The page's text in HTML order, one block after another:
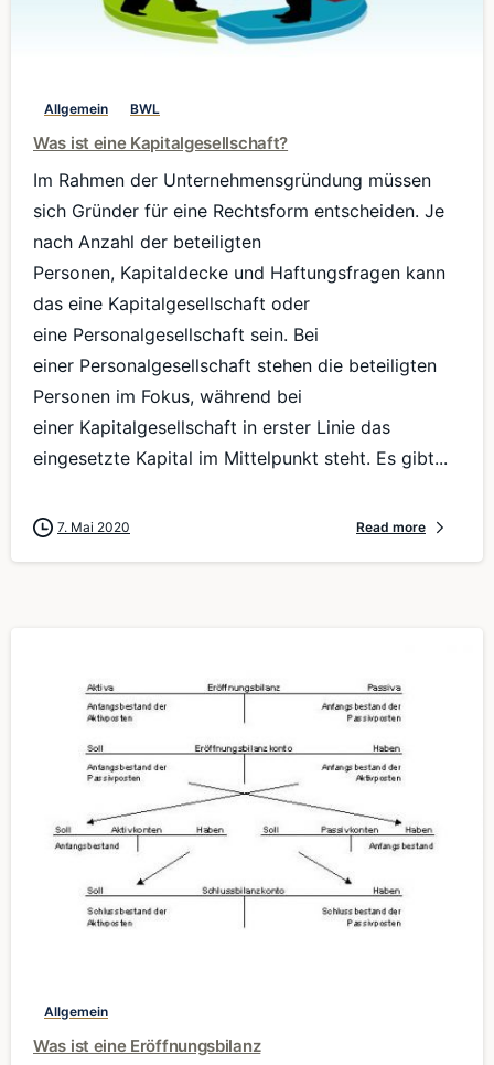
Allgemein BWL
Was ist eine Kapitalgesellschaft?
Im Rahmen der Unternehmensgründung müssen
sich Gründer für eine Rechtsform entscheiden. Je
nach Anzahl der beteiligten
Personen, Kapitaldecke und Haftungsfragen kann
das eine Kapitalgesellschaft oder
eine Personalgesellschaft sein. Bei
einer Personalgesellschaft stehen die beteiligten
Personen im Fokus, während bei
einer Kapitalgesellschaft in erster Linie das
eingesetzte Kapital im Mittelpunkt steht. Es gibt...
7. Mai 2020 Read more
Allgemein
Was ist eine Eröffnungsbilanz